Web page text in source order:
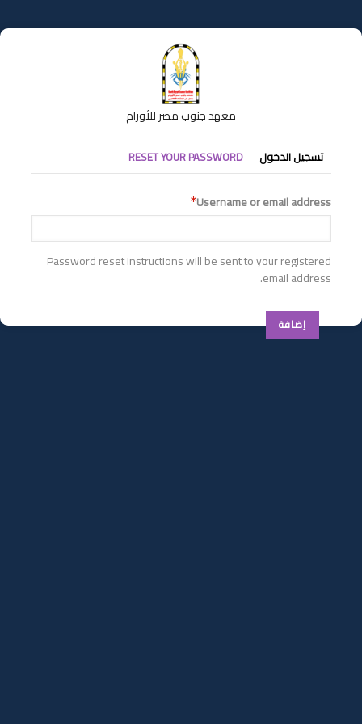
إلى
المحتوى
معهد جنوب مصر للأورام
التبويبات
الأساسية
تسجيل الدخول RESET YOUR PASSWORD
Username or email address
Password reset instructions will be sent to your registered
email address.